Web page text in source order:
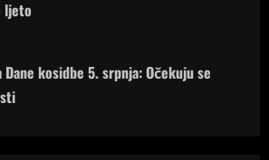
ljeto
Dane kosidbe 5. srpnja: Očekuju se